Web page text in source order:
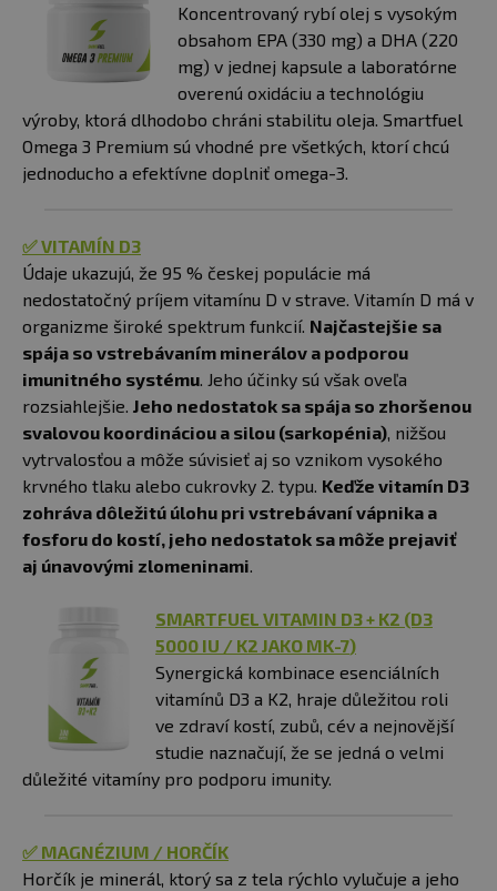
Koncentrovaný rybí olej s vysokým
obsahom EPA (330 mg) a DHA (220
mg) v jednej kapsule a laboratórne
overenú oxidáciu a technológiu
výroby, ktorá dlhodobo chráni stabilitu oleja. Smartfuel
Omega 3 Premium sú vhodné pre všetkých, ktorí chcú
jednoducho a efektívne doplniť omega-3.
✅ VITAMÍN D3
Údaje ukazujú, že 95 % českej populácie má
nedostatočný príjem vitamínu D v strave. Vitamín D má v
organizme široké spektrum funkcií. Najčastejšie sa
spája so vstrebávaním minerálov a podporou
imunitného systému . Jeho účinky sú však oveľa
rozsiahlejšie. Jeho nedostatok sa spája so zhoršenou
svalovou koordináciou a silou (sarkopénia) , nižšou
vytrvalosťou a môže súvisieť aj so vznikom vysokého
krvného tlaku alebo cukrovky 2. typu. Keďže vitamín D3
zohráva dôležitú úlohu pri vstrebávaní vápnika a
fosforu do kostí, jeho nedostatok sa môže prejaviť
aj únavovými zlomeninami
SMARTFUEL VITAMIN D3 + K2 (D3
5000 IU / K2 JAKO MK-7)
Synergická kombinace esenciálních
vitamínů D3 a K2, hraje důležitou roli
ve zdraví kostí, zubů, cév a nejnovější
studie naznačují, že se jedná o velmi
důležité vitamíny pro podporu imunity.
✅ MAGNÉZIUM / HORČÍK
Horčík je minerál, ktorý sa z tela rýchlo vylučuje a jeho